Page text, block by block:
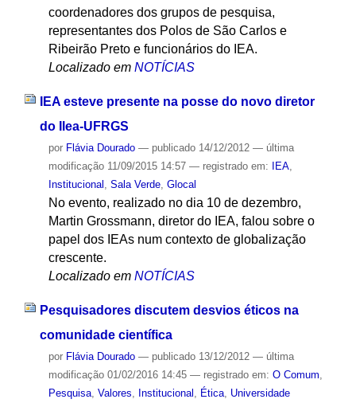
coordenadores dos grupos de pesquisa,
representantes dos Polos de São Carlos e
Ribeirão Preto e funcionários do IEA.
Localizado em NOTÍCIAS
IEA esteve presente na posse do novo diretor
do Ilea-UFRGS
por Flávia Dourado — publicado14/12/2012 — última
modificação11/09/2015 14:57 — registrado em: IEA,
Institucional , Sala Verde, Glocal
No evento, realizado no dia 10 de dezembro,
Martin Grossmann, diretor do IEA, falou sobre o
papel dos IEAs num contexto de globalização
crescente.
Localizado em NOTÍCIAS
Pesquisadores discutem desvios éticos na
comunidade científica
por Flávia Dourado — publicado13/12/2012 — última
modificação01/02/2016 14:45 — registrado em: O Comum
Pesquisa, Valores Institucional Ética, Universidade